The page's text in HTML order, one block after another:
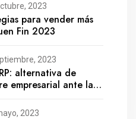
2023
para vender más
Fin 2023
2023
alternativa de
empresarial ante la
2023